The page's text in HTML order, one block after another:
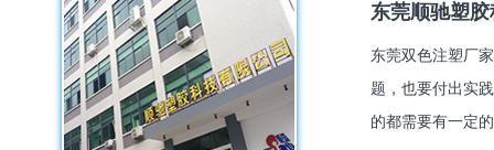
东莞顺驰塑
东莞双色注塑厂
题，也要付出实
的都需要有一定